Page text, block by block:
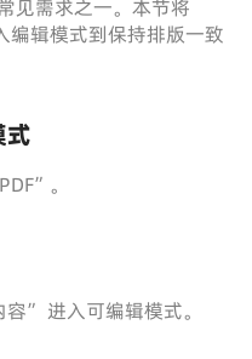
见需求之一。本节将
辑模式到保持排版一致
式
。
” 进入可编辑模式。